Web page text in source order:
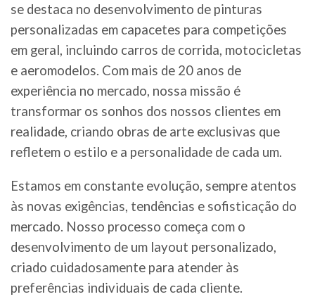
se destaca no desenvolvimento de pinturas
personalizadas em capacetes para competições
em geral, incluindo carros de corrida, motocicletas
e aeromodelos. Com mais de 20 anos de
experiência no mercado, nossa missão é
transformar os sonhos dos nossos clientes em
realidade, criando obras de arte exclusivas que
refletem o estilo e a personalidade de cada um.
Estamos em constante evolução, sempre atentos
às novas exigências, tendências e sofisticação do
mercado. Nosso processo começa com o
desenvolvimento de um layout personalizado,
criado cuidadosamente para atender às
preferências individuais de cada cliente.